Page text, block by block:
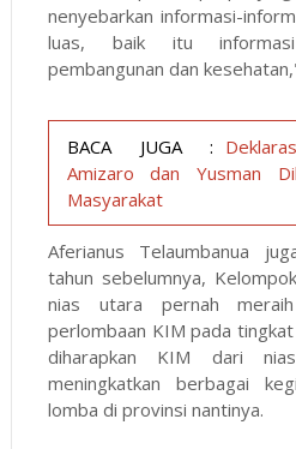
nenyebarkan informasi-
luas, baik itu
pembangunan dan
BACA JUGA :
Amizaro dan Yusman
Masyarakat
Aferianus Telaumbanua
tahun sebelumnya,
nias utara pernah
perlombaan KIM pada
diharapkan KIM dari
meningkatkan berbagai
lomba di provinsi nantinya.